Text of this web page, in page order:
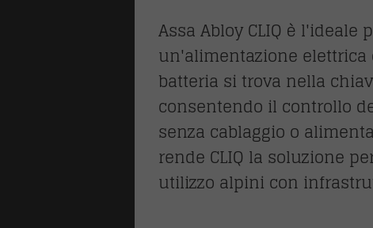
Assa Abloy CLIQ è
un'alimentazione elettrica
batteria si trova nella
consentendo il controllo
senza cablaggio o
rende CLIQ la soluzione
utilizzo alpini con